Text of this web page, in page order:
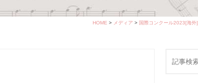
HOME > メディア > 国際コンクール2023[海外]